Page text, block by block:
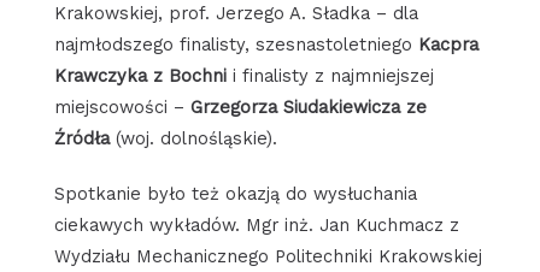
Krakowskiej, prof. Jerzego A. Sładka – dla
najmłodszego finalisty, szesnastoletniego Kacpra
Krawczyka z Bochnii finalisty z najmniejszej
miejscowości – Grzegorza Siudakiewicza ze
Źródła(woj. dolnośląskie).
Spotkanie było też okazją do wysłuchania
ciekawych wykładów. Mgr inż. Jan Kuchmacz z
Wydziału Mechanicznego Politechniki Krakowskiej